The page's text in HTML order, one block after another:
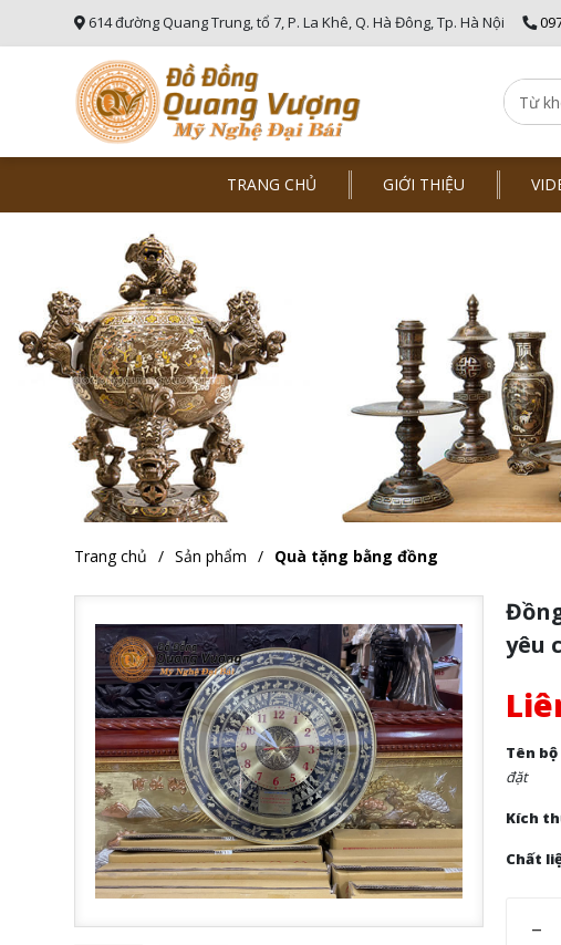
614 đường Quang Trung, tổ 7, P. La Khê, Q. Hà Đông, Tp. Hà Nội
TRANG CHỦ GIỚI THIỆU
Trang chủ Sản phẩm Quà tặng bằng đồng
yêu
Tên
đặt
Kích
Chất
–